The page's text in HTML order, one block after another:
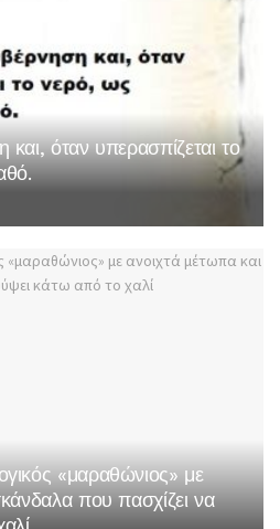
όταν υπερασπίζεται το
«μαραθώνιος» με
που πασχίζει να